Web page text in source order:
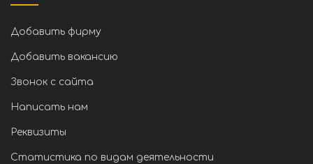
Добавить фирму
Добавить вакансию
Звонок с сайта
Написать нам
Реквизиты
Статистика по видам деятельности